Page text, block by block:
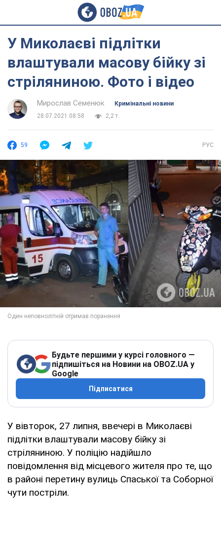
У Миколаєві підлітки
влаштували масову бійку зі
стріляниною. Фото і відео
Мирослав Семенюк
Кримінальні новини
28.07.2021 08:58
2,2 т.
59 РУС
Будьте першими у курсі головного —
підпишіться на Новини на OBOZ.UA у
Google
Підписатися
У вівторок, 27 липня, ввечері в Миколаєві
підлітки влаштували масову бійку зі
стріляниною. У поліцію надійшло
повідомлення від місцевого жителя про те, що
в районі перетину вулиць Спаської та Соборної
чути постріли.